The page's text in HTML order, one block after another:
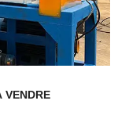
VENDRE